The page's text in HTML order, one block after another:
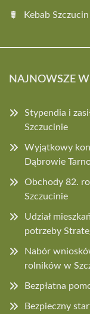
Kebab Szczucin
NAJNOWSZE
Stypendia i
Szczucinie
Wyjątkowy
Dąbrowie
Obchody 82.
Szczucinie
Udział
potrzeby
Nabór
rolników w
Bezpłatna
Bezpieczny